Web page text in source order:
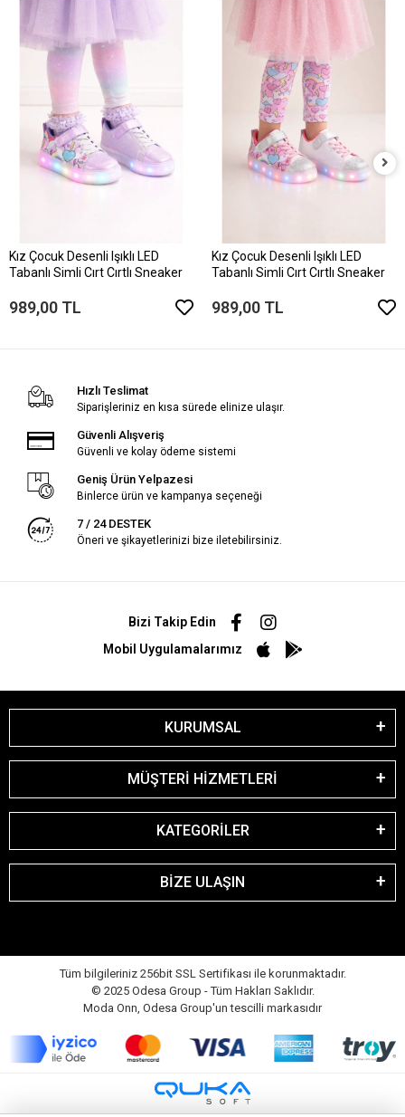
Kız Çocuk Desenli Işıklı LED
Tabanlı Simli Cırt Cırtlı Sneaker
989,00 TL
Kız Çocuk Desenli Işıklı LED
Tabanlı Simli Cırt Cırtlı Sneaker
989,00 TL
Hızlı Teslimat
Siparişleriniz en kısa sürede elinize ulaşır.
Güvenli Alışveriş
Güvenli ve kolay ödeme sistemi
Geniş Ürün Yelpazesi
Binlerce ürün ve kampanya seçeneği
7 / 24 DESTEK
Öneri ve şikayetlerinizi bize iletebilirsiniz.
Bizi Takip Edin
Mobil Uygulamalarımız
KURUMSAL
MÜŞTERİ HİZMETLERİ
KATEGORİLER
BİZE ULAŞIN
Tüm bilgileriniz 256bit SSL Sertifikası ile korunmaktadır.
© 2025 Odesa Group - Tüm Hakları Saklıdır.
Moda Onn, Odesa Group'un tescilli markasıdır